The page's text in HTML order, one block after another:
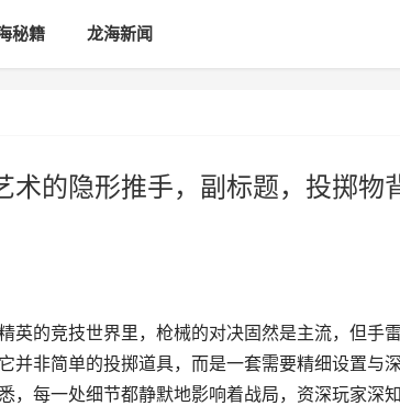
秘籍 龙海新闻
术的隐形推手，副标题，投掷物
英的竞技世界里，枪械的对决固然是主流，但手
并非简单的投掷道具，而是一套需要精细设置与
，每一处细节都静默地影响着战局，资深玩家深